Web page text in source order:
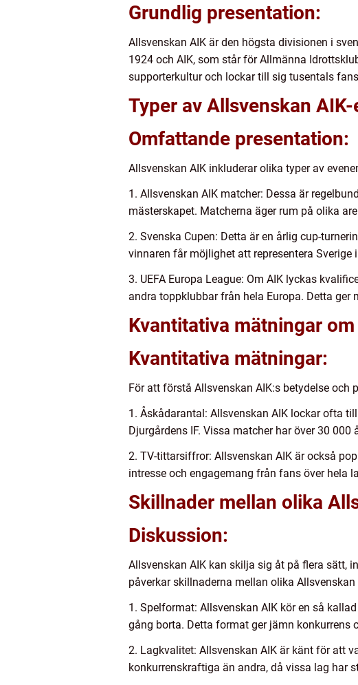
Grundlig presentation:
Allsvenskan AIK är den högsta divisionen i
1924 och AIK, som står för Allmänna
supporterkultur och lockar till sig tusentals
Typer av Allsvenskan
Omfattande presentation:
Allsvenskan AIK inkluderar olika typer av
1. Allsvenskan AIK matcher: Dessa är
mästerskapet. Matcherna äger rum på olika
2. Svenska Cupen: Detta är en årlig cup-
vinnaren får möjlighet att representera Sverige
3. UEFA Europa League: Om AIK lyckas
andra toppklubbar från hela Europa. Detta
Kvantitativa mätningar
Kvantitativa mätningar:
För att förstå Allsvenskan AIK:s betydelse
1. Åskådarantal: Allsvenskan AIK lockar ofta
Djurgårdens IF. Vissa matcher har över 30
2. TV-tittarsiffror: Allsvenskan AIK är också
intresse och engagemang från fans över hela
Skillnader mellan olika
Diskussion:
Allsvenskan AIK kan skilja sig åt på flera sätt,
påverkar skillnaderna mellan olika Allsvenskan
1. Spelformat: Allsvenskan AIK kör en så
gång borta. Detta format ger jämn
2. Lagkvalitet: Allsvenskan AIK är känt för att
konkurrenskraftiga än andra, då vissa lag har